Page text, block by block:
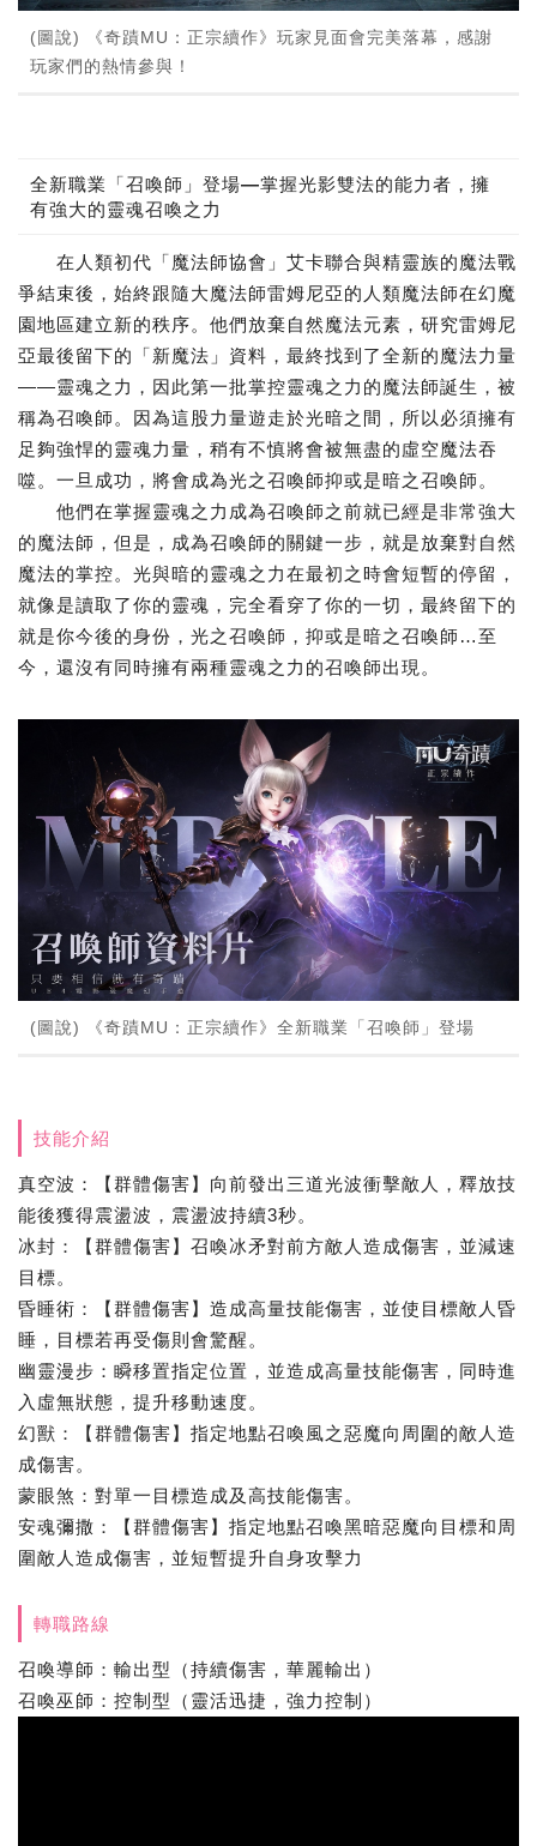
(圖說) 《奇蹟MU：正宗續作》玩家見面會完美落幕，感謝
玩家們的熱情參與！
全新職業「召喚師」登場—掌握光影雙法的能力者，擁
有強大的靈魂召喚之力
在人類初代「魔法師協會」艾卡聯合與精靈族的魔法戰
爭結束後，始終跟隨大魔法師雷姆尼亞的人類魔法師在幻魔
園地區建立新的秩序。他們放棄自然魔法元素，研究雷姆尼
亞最後留下的「新魔法」資料，最終找到了全新的魔法力量
——靈魂之力，因此第一批掌控靈魂之力的魔法師誕生，被
稱為召喚師。因為這股力量遊走於光暗之間，所以必須擁有
足夠強悍的靈魂力量，稍有不慎將會被無盡的虛空魔法吞
噬。一旦成功，將會成為光之召喚師抑或是暗之召喚師。
他們在掌握靈魂之力成為召喚師之前就已經是非常強大
的魔法師，但是，成為召喚師的關鍵一步，就是放棄對自然
魔法的掌控。光與暗的靈魂之力在最初之時會短暫的停留，
就像是讀取了你的靈魂，完全看穿了你的一切，最終留下的
就是你今後的身份，光之召喚師，抑或是暗之召喚師…至
今，還沒有同時擁有兩種靈魂之力的召喚師出現。
(圖說) 《奇蹟MU：正宗續作》全新職業「召喚師」登場
技能介紹
真空波：【群體傷害】向前發出三道光波衝擊敵人，釋放技
能後獲得震盪波，震盪波持續3秒。
冰封：【群體傷害】召喚冰矛對前方敵人造成傷害，並減速
目標。
昏睡術：【群體傷害】造成高量技能傷害，並使目標敵人昏
睡，目標若再受傷則會驚醒。
幽靈漫步：瞬移置指定位置，並造成高量技能傷害，同時進
入虛無狀態，提升移動速度。
幻獸：【群體傷害】指定地點召喚風之惡魔向周圍的敵人造
成傷害。
蒙眼煞：對單一目標造成及高技能傷害。
安魂彌撒：【群體傷害】指定地點召喚黑暗惡魔向目標和周
圍敵人造成傷害，並短暫提升自身攻擊力
轉職路線
召喚導師：輸出型（持續傷害，華麗輸出）
召喚巫師：控制型（靈活迅捷，強力控制）